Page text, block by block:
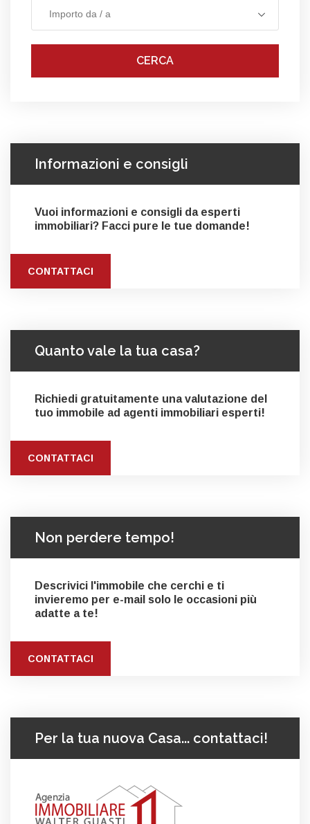
Importo da / a
CERCA
Informazioni e consigli
Vuoi informazioni e consigli da esperti
immobiliari? Facci pure le tue domande!
CONTATTACI
Quanto vale la tua casa?
Richiedi gratuitamente una valutazione del
tuo immobile ad agenti immobiliari esperti!
CONTATTACI
Non perdere tempo!
Descrivici l'immobile che cerchi e ti
invieremo per e-mail solo le occasioni più
adatte a te!
CONTATTACI
Per la tua nuova Casa... contattaci!